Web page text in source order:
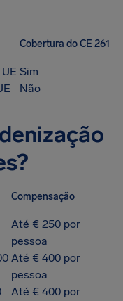
Cobertura do CE 261
Sim
Não
Compensação
Até € 250 por
pessoa
Até € 400 por
pessoa
Até € 400 por